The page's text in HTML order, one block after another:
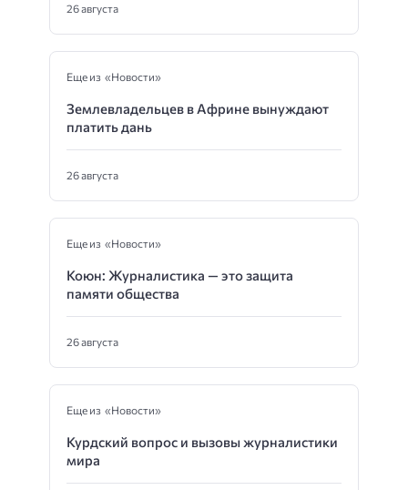
26 августа
Еще из «Новости»
Землевладельцев в Африне вынуждают
платить дань
26 августа
Еще из «Новости»
Коюн: Журналистика — это защита
памяти общества
26 августа
Еще из «Новости»
Курдский вопрос и вызовы журналистики
мира